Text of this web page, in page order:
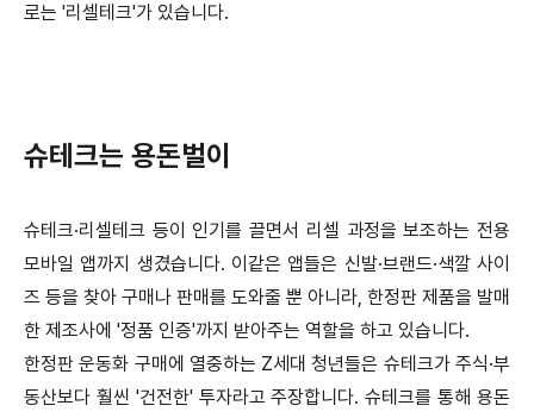
로는 '리셀테크'가 있습니다.
슈테크는 용돈벌이
슈테크·리셀테크 등이 인기를 끌면서 리셀 과정을 보조하는 전용
모바일 앱까지 생겼습니다. 이같은 앱들은 신발·브랜드·색깔 사이
즈 등을 찾아 구매나 판매를 도와줄 뿐 아니라, 한정판 제품을 발매
한 제조사에 '정품 인증'까지 받아주는 역할을 하고 있습니다.
한정판 운동화 구매에 열중하는 Z세대 청년들은 슈테크가 주식·부
동산보다 훨씬 '건전한' 투자라고 주장합니다.슈테크를 통해 용돈